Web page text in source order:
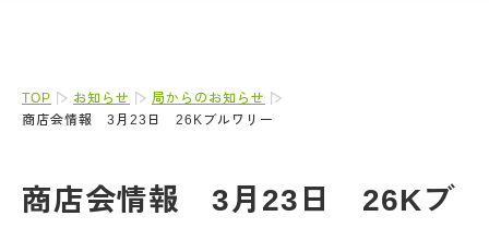
TOP お知らせ
局からのお知らせ
商店会情報 3月23日 26Kブルワリー
商店会情報 3月23日 26Kブ